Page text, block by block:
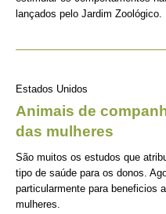
lançados pelo Jardim Zoológico.
Estados Unidos
Animais de
das mulheres
São muitos os estudos que
tipo de saúde para os donos.
particularmente para beneficios
mulheres.